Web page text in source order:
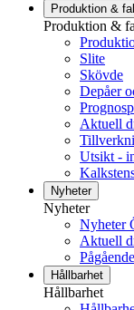
Produktion &
Produktion &
Slite
Skövde
Depåer
Aktuell
Utsikt -
Nyheter
Nyheter
Nyheter
Aktuell
Hållbarhet
Hållbarhet